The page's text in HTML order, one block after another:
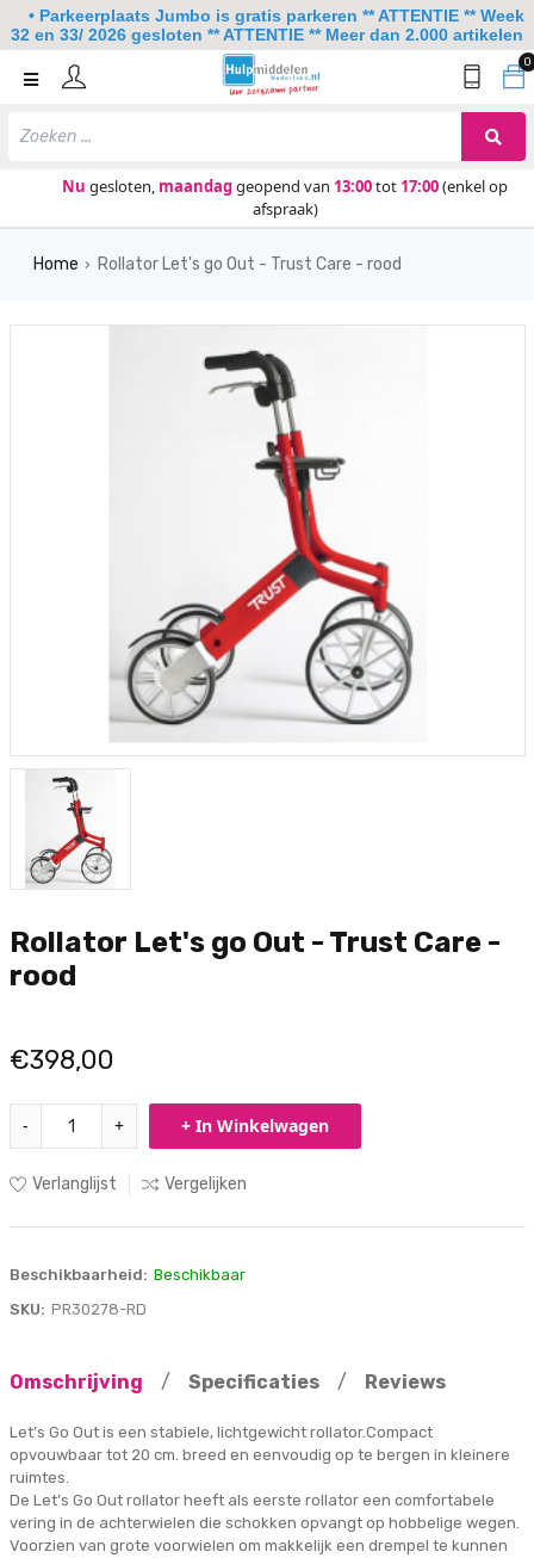
0
Nu gesloten, maandaggeopend van 13:00tot 17:00(enkel op
afspraak)
Home
Keuken
Home › Rollator Let's go Out - Trust Care - rood
Rollator Let's go Out - Trust Care -
rood
€398,00
- + + In Winkelwagen
Verlanglijst Vergelijken
Beschikbaarheid: Beschikbaar
SKU: PR30278-RD
Omschrijving / Specificaties / Reviews
Let’s Go Out is een stabiele, lichtgewicht rollator.Compact
opvouwbaar tot 20 cm. breed en eenvoudig op te bergen in kleinere
ruimtes.
De Let’s Go Out rollator heeft als eerste rollator een comfortabele
vering in de achterwielen die schokken opvangt op hobbelige wegen.
Voorzien van grote voorwielen om makkelijk een drempel te kunnen
• Parkeerplaats Jumbo is gratis parkeren ** ATTENTIE ** Week
32 en 33/ 2026 gesloten ** ATTENTIE ** Meer dan 2.000 artikelen